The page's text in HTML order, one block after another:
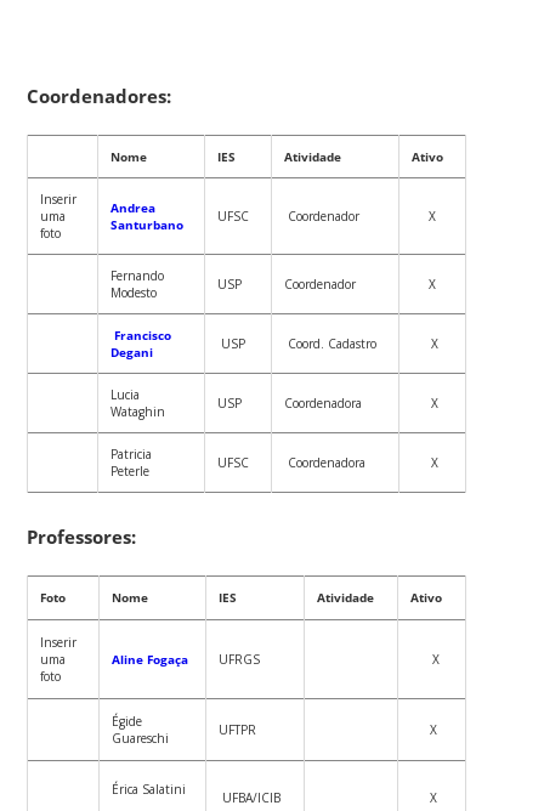
Coordenadores:
Nome IES Atividade Ativo
Inserir
uma
foto
Andrea
Santurbano
UFSC Coordenador X
Fernando
Modesto
USP Coordenador X
Francisco
Degani
USP Coord. Cadastro X
Lucia
Wataghin
USP Coordenadora X
Patricia
Peterle
UFSC Coordenadora X
Professores:
Foto Nome IES Atividade Ativo
Inserir
uma
foto
Aline Fogaça UFRGS X
Égide
Guareschi
UFTPR X
Érica Salatini UFBA/ICIB X